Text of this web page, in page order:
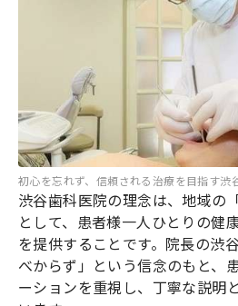
初心を忘れず、信頼される治療を目指す渋
渋谷歯科医院の理念は、地域の
として、患者様一人ひとりの健
を提供することです。院長の渋
べからず」という信念のもと、
ーションを重視し、丁寧な説明